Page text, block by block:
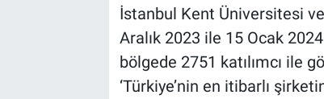
İstanbul Kent Üniversitesi
Aralık 2023 ile 15 Ocak
bölgede 2751 katılımcı ile
‘Türkiye’nin en itibarlı